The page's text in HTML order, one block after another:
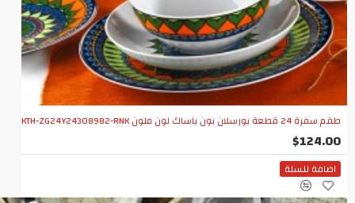
طقم سفرة 24 قطعة بورسلان بون باساك لون ملون KTH-ZG24Y24308982-RNK
$124.00
اضافة للسلة